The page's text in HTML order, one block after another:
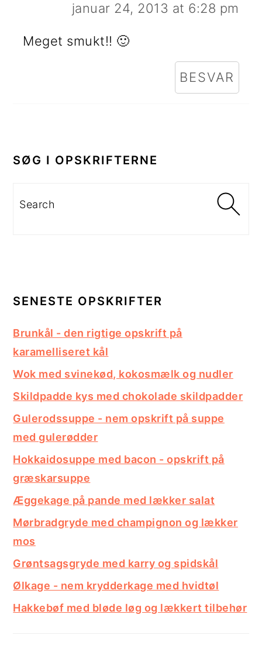
januar 24, 2013 at 6:28 pm
Meget smukt!! 🙂
BESVAR
SIDEBAR
SØG I OPSKRIFTERNE
Search
SENESTE OPSKRIFTER
Brunkål - den rigtige opskrift på
karamelliseret kål
Wok med svinekød, kokosmælk og nudler
Skildpadde kys med chokolade skildpadder
Gulerodssuppe - nem opskrift på suppe
med gulerødder
Hokkaidosuppe med bacon - opskrift på
græskarsuppe
Æggekage på pande med lækker salat
Mørbradgryde med champignon og lækker
mos
Grøntsagsgryde med karry og spidskål
Ølkage - nem krydderkage med hvidtøl
Hakkebøf med bløde løg og lækkert tilbehør